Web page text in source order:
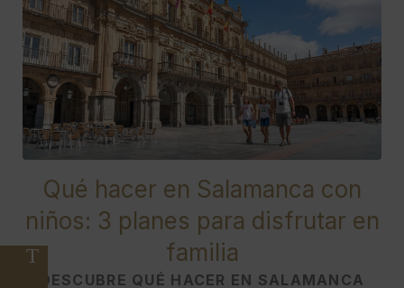
Qué hacer en Salamanca con
niños: 3 planes para disfrutar en
familia
DESCUBRE QUÉ HACER EN SALAMANCA